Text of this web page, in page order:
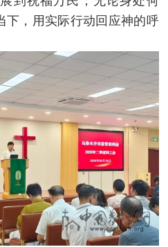
下，用实际行动回应神的呼